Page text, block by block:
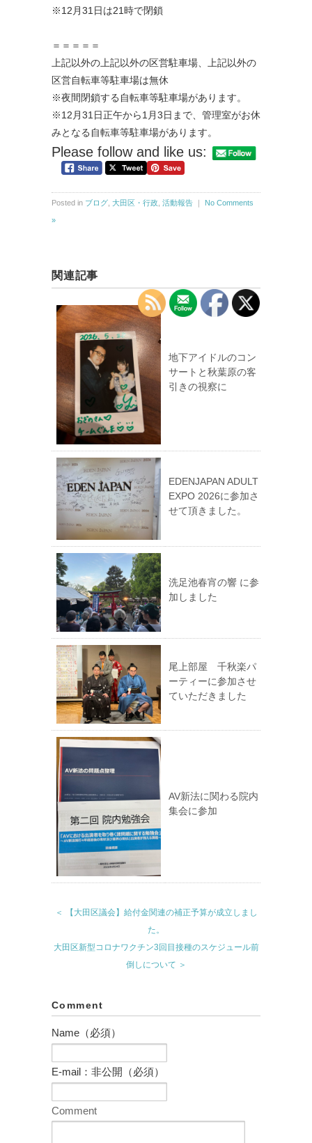
※12月31日は21時で閉鎖
＝＝＝＝＝
上記以外の上記以外の区営駐車場、上記以外の
区営自転車等駐車場は無休
※夜間閉鎖する自転車等駐車場があります。
※12月31日正午から1月3日まで、管理室がお休
みとなる自転車等駐車場があります。
Please follow and like us:
Posted in ブログ 大田区・行政 活動報告 ｜ No Comments
»
関連記事
地下アイドルのコン
サートと秋葉原の客
引きの視察に
EDENJAPAN ADULT
EXPO 2026に参加さ
せて頂きました。
洗足池春宵の響 に参
加しました
尾上部屋 千秋楽パ
ーティーに参加させ
ていただきました
AV新法に関わる院内
集会に参加
＜ 【大田区議会】給付金関連の補正予算が成立しまし
た。
大田区新型コロナワクチン3回目接種のスケジュール前
倒しについて ＞
Comment
Name（必須）
E-mail：非公開（必須）
Comment